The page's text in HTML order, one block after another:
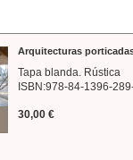
Arquitecturas
Tapa blanda. Rústica
ISBN:978-84-1396-
30,00 €